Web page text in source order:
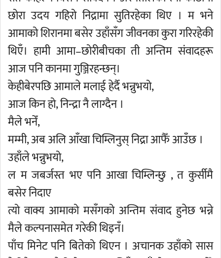
छोरा उदय गहिरो निद्रामा सुतिरहेका थिए । म भने
आमाको शिरानमा बसेर उहाँसँग जीवनका कुरा गरिरहेकी
थिएँ। हामी आमा–छोरीबीचका ती अन्तिम संवादहरू
आज पनि कानमा गुञ्जिरहन्छन्।
केहीबेरपछि आमाले मलाई हेर्दै भन्नुभयो,
आज किन हो, निन्द्रा नै लाग्दैन ।
मैले भनेँ,
मम्मी, अब अलि आँखा चिम्लिनुस् निद्रा आफैँ आउँछ ।
उहाँले भन्नुभयो,
ल म जबर्जस्त भए पनि आखा चिम्लिन्छु , त कुर्सीमै
बसेर निदाए
त्यो वाक्य आमाको मसँगको अन्तिम संवाद हुनेछ भन्ने
मैले कल्पनासमेत गरेकी थिइनँ।
पाँच मिनेट पनि बितेको थिएन । अचानक उहाँको सास